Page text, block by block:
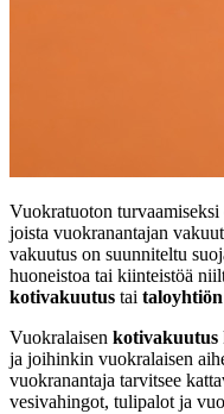
Vuokratuoton
joista vuokranantajan
vakuutus on suunniteltu
huoneistoa tai kiinteistöä
kotivakuutus tai
Vuokralaisen kotivakuutus
ja joihinkin vuokralaisen
vuokranantaja tarvitsee
vesivahingot, tulipalot ja